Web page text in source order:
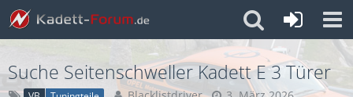
Suche Seitenschweller Kadett E 3 Türer